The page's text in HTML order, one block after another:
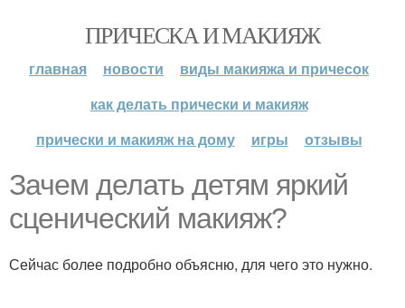
ПРИЧЕСКА И МАКИЯЖ
главная новости
виды макияжа и причесок
как делать прически и макияж
прически и макияж на дому
игры отзывы
Зачем делать детям яркий
сценический макияж?
Сейчас более подробно объясню, для чего это нужно.